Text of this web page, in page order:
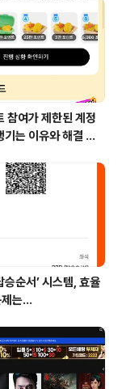
참여가 제한된 계정
기는 이유와 해결 방
승순서’ 시스템, 효율
제는…